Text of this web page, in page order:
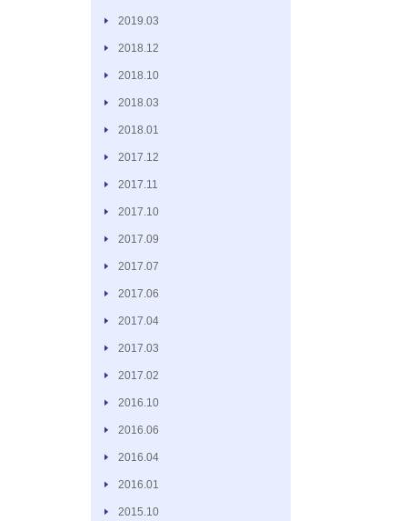
2019.03
2018.12
2018.10
2018.03
2018.01
2017.12
2017.11
2017.10
2017.09
2017.07
2017.06
2017.04
2017.03
2017.02
2016.10
2016.06
2016.04
2016.01
2015.10